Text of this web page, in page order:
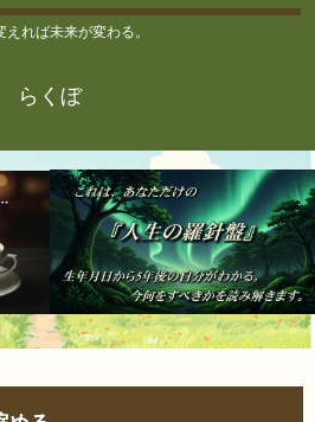
えれば未来が変わる。
らくぼ